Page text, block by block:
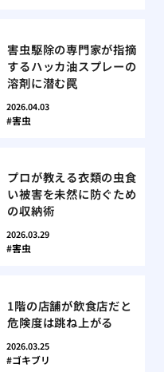
害虫駆除の専門家が指摘
するハッカ油スプレーの
溶剤に潜む罠
2026.04.03
害虫
プロが教える衣類の虫食
い被害を未然に防ぐため
の収納術
2026.03.29
害虫
1階の店舗が飲食店だと
危険度は跳ね上がる
2026.03.25
ゴキブリ